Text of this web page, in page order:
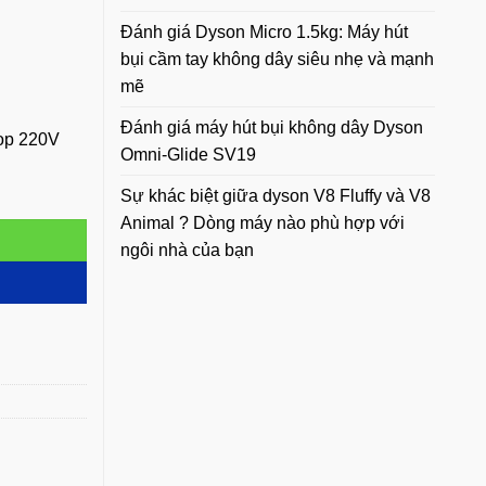
Đánh giá Dyson Micro 1.5kg: Máy hút
bụi cầm tay không dây siêu nhẹ và mạnh
mẽ
Đánh giá máy hút bụi không dây Dyson
Omni-Glide SV19
Sự khác biệt giữa dyson V8 Fluffy và V8
Animal ? Dòng máy nào phù hợp với
ngôi nhà của bạn
220V
bản đặc biệt số lượng